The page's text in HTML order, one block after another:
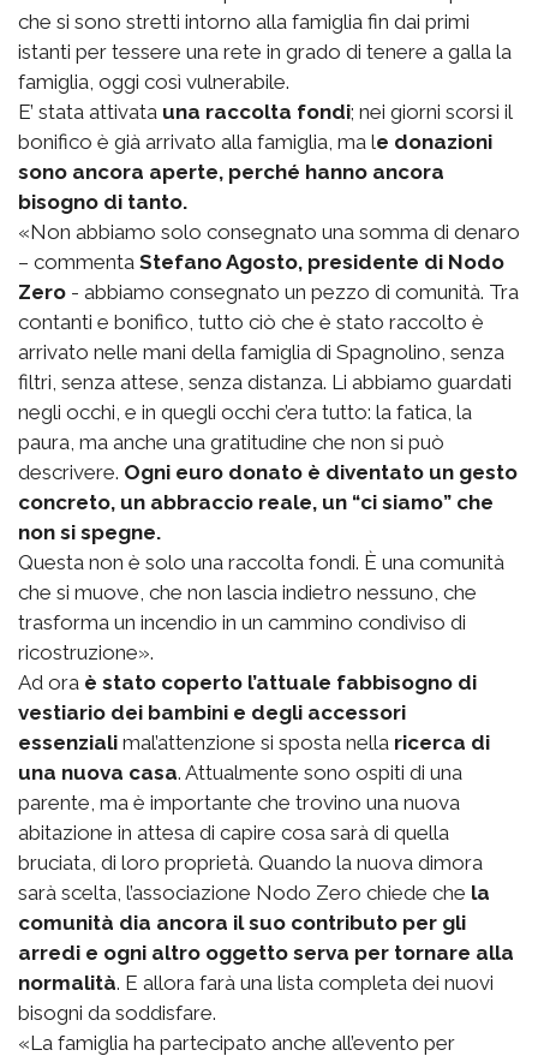
che si sono stretti intorno alla famiglia fin dai primi
istanti per tessere una rete in grado di tenere a galla la
famiglia, oggi così vulnerabile.
E’ stata attivata una raccolta fondi; nei giorni scorsi il
bonifico è già arrivato alla famiglia, ma le donazioni
sono ancora aperte, perché hanno ancora
bisogno di tanto.
«Non abbiamo solo consegnato una somma di denaro
– commenta Stefano Agosto, presidente di Nodo
Zero - abbiamo consegnato un pezzo di comunità. Tra
contanti e bonifico, tutto ciò che è stato raccolto è
arrivato nelle mani della famiglia di Spagnolino, senza
filtri, senza attese, senza distanza. Li abbiamo guardati
negli occhi, e in quegli occhi c’era tutto: la fatica, la
paura, ma anche una gratitudine che non si può
descrivere. Ogni euro donato è diventato un gesto
concreto, un abbraccio reale, un “ci siamo” che
non si spegne.
Questa non è solo una raccolta fondi. È una comunità
che si muove, che non lascia indietro nessuno, che
trasforma un incendio in un cammino condiviso di
ricostruzione».
Ad ora è stato coperto l’attuale fabbisogno di
vestiario dei bambini e degli accessori
essenziali mal’attenzione si sposta nella ricerca di
una nuova casa. Attualmente sono ospiti di una
parente, ma è importante che trovino una nuova
abitazione in attesa di capire cosa sarà di quella
bruciata, di loro proprietà. Quando la nuova dimora
sarà scelta, l’associazione Nodo Zero chiede che la
comunità dia ancora il suo contributo per gli
arredi e ogni altro oggetto serva per tornare alla
normalità. E allora farà una lista completa dei nuovi
bisogni da soddisfare.
«La famiglia ha partecipato anche all’evento per